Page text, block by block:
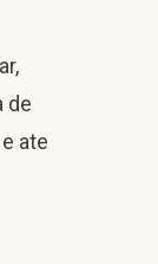
de
ate